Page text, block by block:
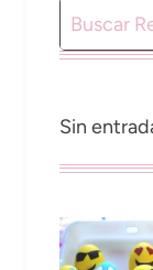
Buscar
Sin